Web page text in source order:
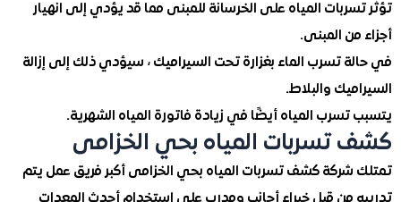
المياه على الخرسانة للمبنى مما قد يؤدي إلى انهيار
المبنى.
تسرب الماء بغزارة تحت السيراميك ، سيؤدي ذلك إلى إزالة
والبلاط.
المياه أيضًا في زيادة فاتورة المياه الشهرية.
المياه بحي الخزامى
كشف تسربات المياه بحي الخزامى أكبر فريق عمل يتم
من قبل خبراء أجانب ومدرب على استخدام أحدث المعدات